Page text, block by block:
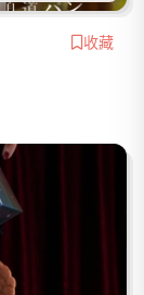
收藏